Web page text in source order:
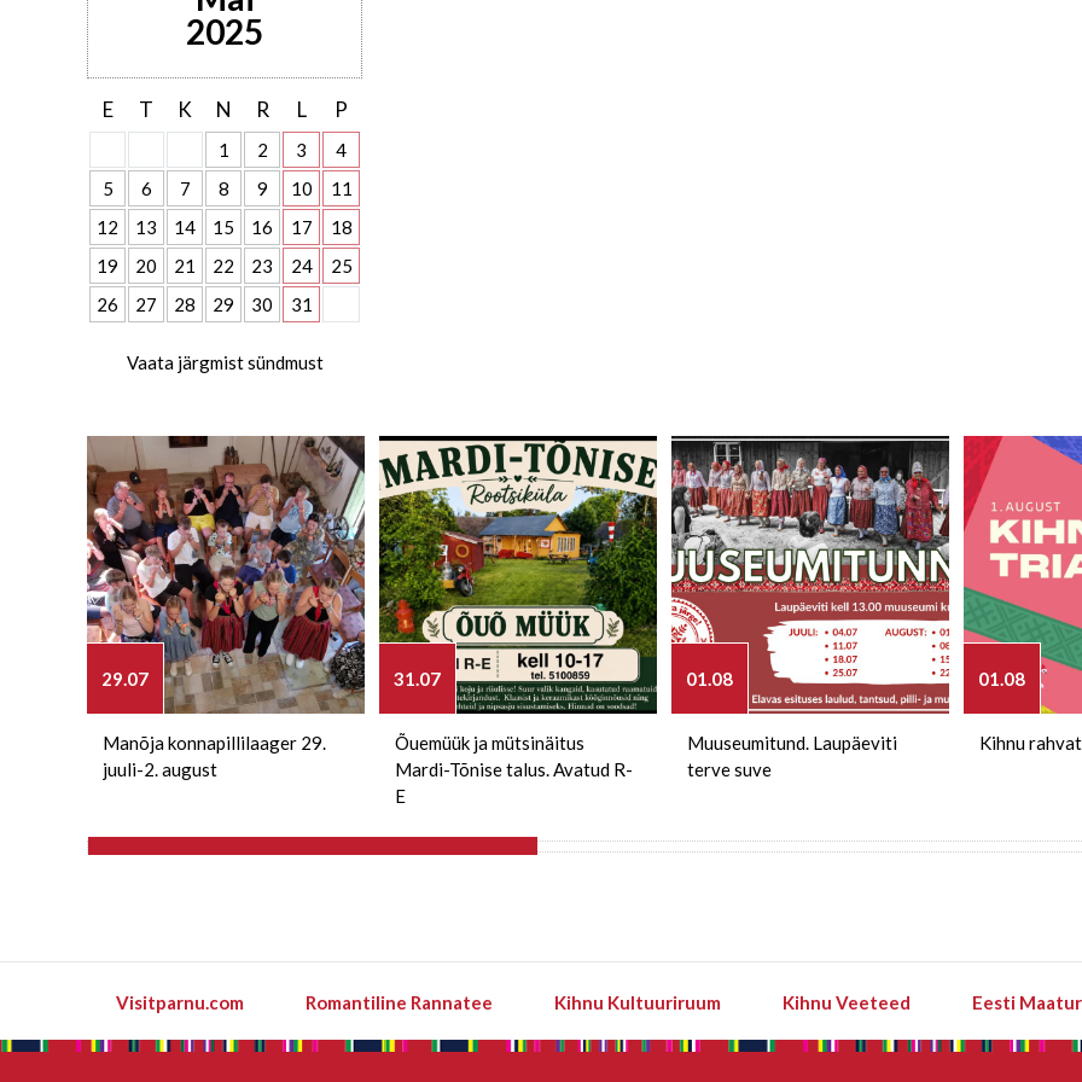
2025
E T K N R L P
1 2 3
4
5
6 7 8 9 10
11
12
13 14 15 16 17
18
19
20 21 22 23 24
25
26
27 28 29 30 31
Vaata järgmist sündmust
29.07
Manõja konnapillilaager 29.
juuli-2. august
31.07
Õuemüük ja mütsinäitus
Mardi-Tõnise talus. Avatud R-
E
01.08
Muuseumitund. Laupäeviti
terve suve
01.08
Kihnu
Visitparnu.com Romantiline Rannatee Kihnu Kultuuriruum Kihnu Veeteed Eesti